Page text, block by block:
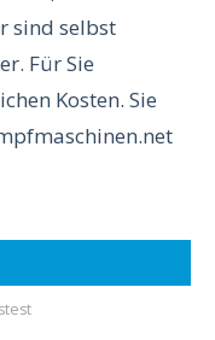
sind selbst
Für Sie
Kosten. Sie